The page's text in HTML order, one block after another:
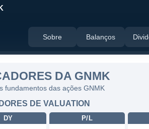
Sobre Balanços
DA GNMK
fundamentos das ações GNMK
DE VALUATION
DY P/L